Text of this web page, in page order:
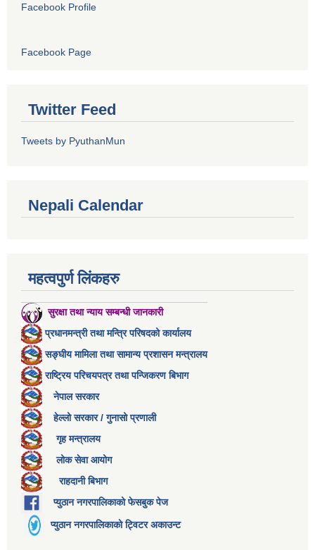
Facebook Profile
Facebook Page
Twitter Feed
Tweets by PyuthanMun
Nepali Calendar
महत्वपुर्ण लिंकहरु
सुरक्षा तथा न्याय सम्बन्धी जानकारी
प्रधानमन्त्री तथा मन्त्रि परिषदको कार्यालय
सङ्घीय मामिला तथा सामान्य प्रशासन मन्त्रालय
राष्ट्रिय परिचयपत्र तथा पन्जिकरण बिभाग
नेपाल सरकार
हेल्लो सरकार / गुनासो प्रणाली
गृह मन्त्रालय
लोक सेवा आयोग
राहदानी बिभाग
प्युठान नगरपालिकाको फेसबुक पेज
प्युठान नगरपालिकाको ट्विटर अकाउन्ट